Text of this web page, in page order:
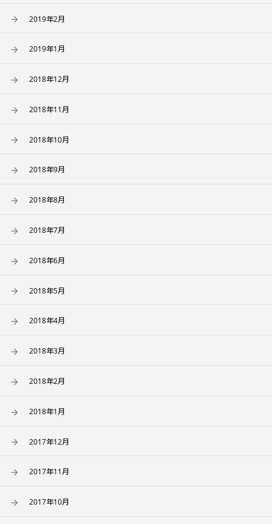
2019年2月
2019年1月
2018年12月
2018年11月
2018年10月
2018年9月
2018年8月
2018年7月
2018年6月
2018年5月
2018年4月
2018年3月
2018年2月
2018年1月
2017年12月
2017年11月
2017年10月